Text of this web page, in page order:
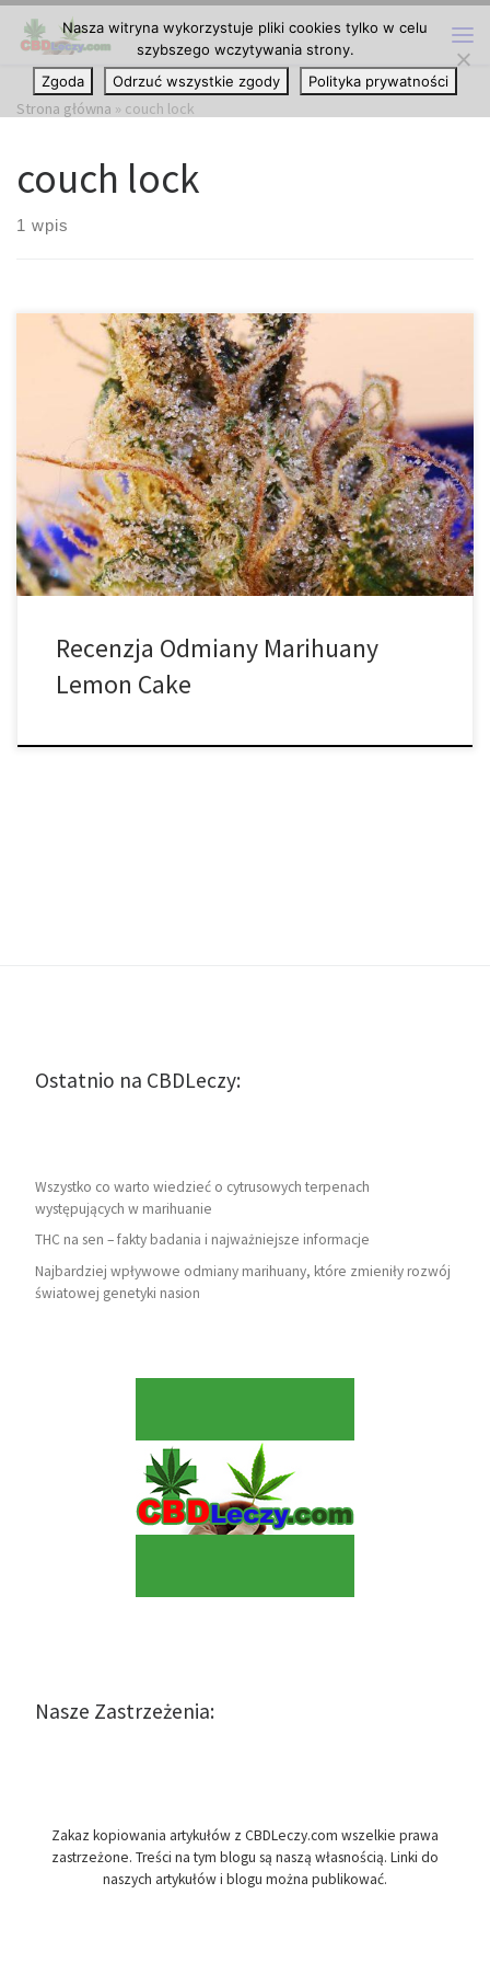
Przejdź do treści
Strona główna » couch lock
couch lock
1 wpis
Lemon Cake to odmiana hybrydowa, w której mocno dominuje
sativa. Lemon Cake znana również jako Lemon Cheesecake,
została pierwotnie wyhodowana przez Heavyweight Seeds,
europejską firmę znaną z odmian takich jak Fruit Punch. Odmiana
ta została stworzona przez skrzyżowanie Lemon Skunk oraz
Cheese. Czego należy się spodziewać? Rośliny wyglądem
przypominają raczej […]
Recenzja Odmiany Marihuany
Lemon Cake
Ostatnio na CBDLeczy:
Wszystko co warto wiedzieć o cytrusowych terpenach
występujących w marihuanie
THC na sen – fakty badania i najważniejsze informacje
Najbardziej wpływowe odmiany marihuany, które zmieniły rozwój
światowej genetyki nasion
Nasze Zastrzeżenia:
Zakaz kopiowania artykułów z CBDLeczy.com wszelkie prawa
zastrzeżone. Treści na tym blogu są naszą własnością. Linki do
naszych artykułów i blogu można publikować.
Nasza witryna wykorzystuje pliki cookies tylko w celu
szybszego wczytywania strony.
Zgoda
Odrzuć wszystkie zgody Polityka prywatności